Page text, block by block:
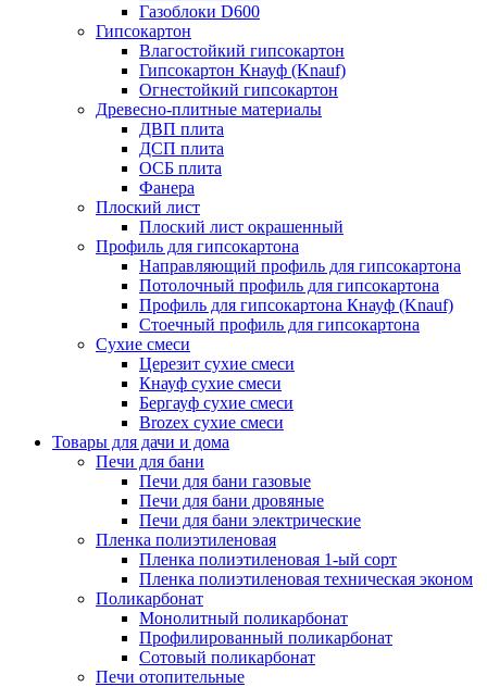
Газоблоки D600
Гипсокартон
Влагостойкий гипсокартон
Гипсокартон Кнауф (Knauf)
Огнестойкий гипсокартон
Древесно-плитные материалы
ДВП плита
ДСП плита
ОСБ плита
Фанера
Плоский лист
Плоский лист окрашенный
Профиль для гипсокартона
Направляющий профиль для гипсокартона
Потолочный профиль для гипсокартона
Профиль для гипсокартона Кнауф (Knauf)
Стоечный профиль для гипсокартона
Сухие смеси
Церезит сухие смеси
Кнауф сухие смеси
Бергауф сухие смеси
Brozex сухие смеси
Товары для дачи и дома
Печи для бани
Печи для бани газовые
Печи для бани дровяные
Печи для бани электрические
Пленка полиэтиленовая
Пленка полиэтиленовая 1-ый сорт
Пленка полиэтиленовая техническая эконом
Поликарбонат
Монолитный поликарбонат
Профилированный поликарбонат
Сотовый поликарбонат
Печи отопительные